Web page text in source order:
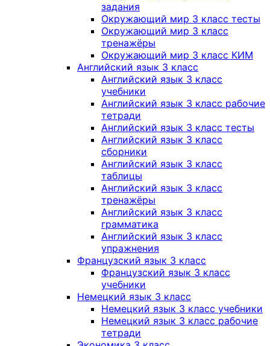
задания
Окружающий мир 3 класс тесты
Окружающий мир 3 класс
тренажёры
Окружающий мир 3 класс КИМ
Английский язык 3 класс
Английский язык 3 класс
учебники
Английский язык 3 класс рабочие
тетради
Английский язык 3 класс тесты
Английский язык 3 класс
сборники
Английский язык 3 класс
таблицы
Английский язык 3 класс
тренажёры
Английский язык 3 класс
грамматика
Английский язык 3 класс
упражнения
Французский язык 3 класс
Французский язык 3 класс
учебники
Немецкий язык 3 класс
Немецкий язык 3 класс учебники
Немецкий язык 3 класс рабочие
тетради